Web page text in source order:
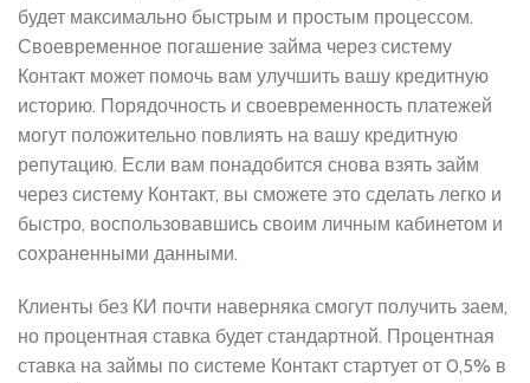
будет максимально быстрым и простым процессом.
Своевременное погашение займа через систему
Контакт может помочь вам улучшить вашу кредитную
историю. Порядочность и своевременность платежей
могут положительно повлиять на вашу кредитную
репутацию. Если вам понадобится снова взять займ
через систему Контакт, вы сможете это сделать легко и
быстро, воспользовавшись своим личным кабинетом и
сохраненными данными.
Клиенты без КИ почти наверняка смогут получить заем,
но процентная ставка будет стандартной. Процентная
ставка на займы по системе Контакт стартует от 0,5% в